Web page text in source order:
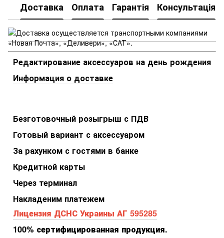
Доставка Оплата Гарантія Консультація
Редактирование аксессуаров на день рождения
Информация о доставке
Безготовочный розыгрыш с ПДВ
Готовый вариант с аксессуаром
За рахунком с гостями в банке
Кредитной карты
Через терминал
Накладеним платежем
Лицензия ДСНС Украины АГ 595285
100% сертифицированная продукция.